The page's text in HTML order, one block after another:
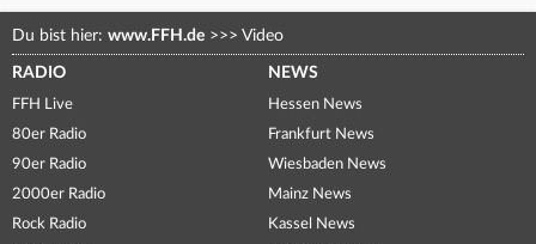
Du bist hier: www.FFH.de >>> Video
RADIO
FFH Live
80er Radio
90er Radio
2000er Radio
Rock Radio
NEWS
Hessen News
Frankfurt News
Wiesbaden News
Mainz News
Kassel News